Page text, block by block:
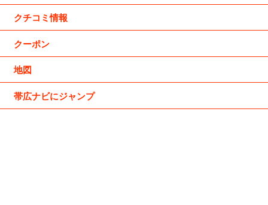
クチコミ情報
クーポン
地図
帯広ナビにジャンプ